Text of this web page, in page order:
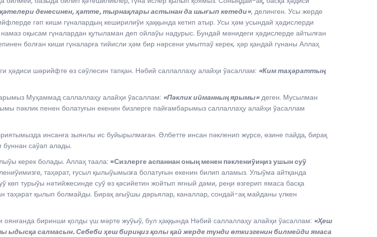
денесинен, ҳәтте, тырнақлары астынан да шығып кетеди», делинген. Усы жерде
гәп киши гүналардың кеширилиўи ҳаққында кетип атыр. Усы ҳәм усындай ҳәдислерди
оқысам гүналардан қутыламан деп ойлаўы надурыс. Бундай мәнидеги ҳәдислерде айтылған
болған киши гүналарға тийисли ҳәм бир нәрсени умытпаў керек, ҳәр қандай гүнаны Аллаҳ
ҳәдиси шәрийфте өз сәўлесин тапқан. Нәбий саллаллаҳу алайҳи ўасаллам: «Ким таҳәраттың
Муҳаммад саллаллаҳу алайҳи ўасаллам: «Пәклик ийманның ярымы»деген. Мусылман
пәклик пенен болатуғын екенин бизлерге пайғамбарымыз саллаллаҳу алайҳи ўасаллам
инсанға зыянлы ис буйырылмаған. Әлбетте инсан пәкленип жүрсе, өзине пайда, бирақ
саўап алады.
керек болады. Аллаҳ таала: «Сизлерге аспаннан оның менен пәклениўиңиз ушын суў
таҳәрат, ғусыл қылыўымызға болатуғын екенин билип аламыз. Улыўма айтқанда
көп турыўы нәтийжесинде суў өз қәсийетин жойтып яғный дәми, реңи өзгерип ямаса басқа
таҳәрат қылып болмайды. Бирақ ағыўшы дәрьялар, каналлар, сондай-ақ майданы үлкен
биринши қолды үш мәрте жуўыў, бул ҳаққында Нәбий саллаллаҳу алайҳи ўасаллам: «Ҳеш
салмасын. Себеби ҳеш бириңиз қолы қай жерде түнди өткизгенин билмейди ямаса